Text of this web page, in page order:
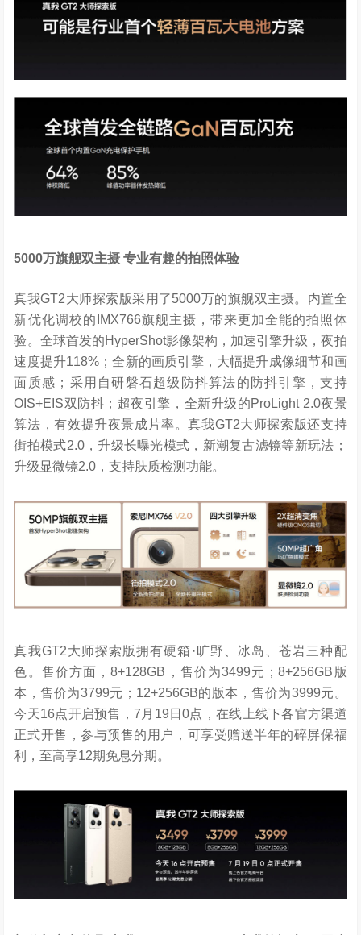
5000万旗舰双主摄 专业有趣的拍照体验
真我GT2大师探索版采用了5000万的旗舰双主摄。内置全
新优化调校的IMX766旗舰主摄，带来更加全能的拍照体
验。全球首发的HyperShot影像架构，加速引擎升级，夜拍
速度提升118%；全新的画质引擎，大幅提升成像细节和画
面质感；采用自研磐石超级防抖算法的防抖引擎，支持
OIS+EIS双防抖；超夜引擎，全新升级的ProLight 2.0夜景
算法，有效提升夜景成片率。真我GT2大师探索版还支持
街拍模式2.0，升级长曝光模式，新潮复古滤镜等新玩法；
升级显微镜2.0，支持肤质检测功能。
真我GT2大师探索版拥有硬箱·旷野、冰岛、苍岩三种配
色。售价方面，8+128GB，售价为3499元；8+256GB版
本，售价为3799元；12+256GB的版本，售价为3999元。
今天16点开启预售，7月19日0点，在线上线下各官方渠道
正式开售，参与预售的用户，可享受赠送半年的碎屏保福
利，至高享12期免息分期。